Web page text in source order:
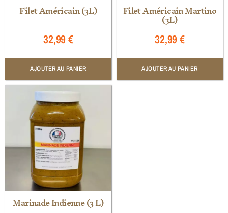
Filet Américain (3L)
32,99€
AJOUTER AU PANIER
Filet Américain Martino
(3L)
32,99€
AJOUTER AU PANIER
Marinade Indienne (3 L)